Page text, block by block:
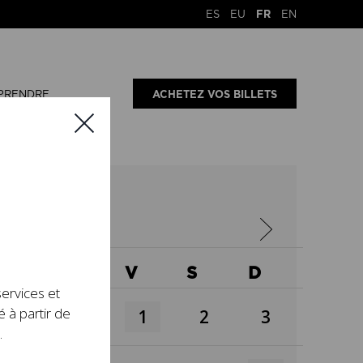
ES EU FR EN
ACHETEZ VOS BILLETS
V S D
1 2 3
et
à partir de